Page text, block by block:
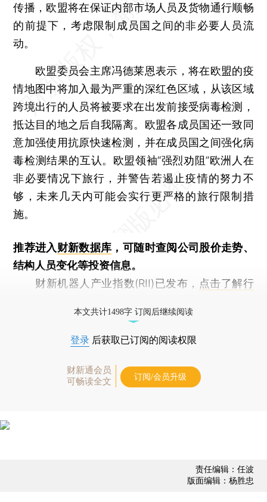
传播，欧盟将在保证内部市场人员及货物通行顺畅
的前提下，考虑限制成员国之间的非必要人员流
动。
欧盟委员会主席冯德莱恩表示，将在欧盟的疫
情地图中将加入最为严重的深红色区域，从该区域
跨境出行的人员将被要求在出发前接受病毒检测，
抵达目的地之后自我隔离。欧盟各成员国还一致同
意加强使用抗原快速检测，并在成员国之间强化病
毒检测结果的互认。欧盟领袖“强烈劝阻”欧洲人在
非必要情况下旅行，并警告若遏止疫情的努力不
够，未来几天内可能会实行更严格的旅行限制措
施。
推荐进入财新数据库 ，可随时查阅公司股价走势、
结构人员变化等投资信息。
财新机器人产业指数(RII)已发布， 点击了解行
本文共计1498字 订阅后继续阅读
登录 后获取已订阅的阅读权限
财新通会员
可畅读全文
订阅/会员升级
责任编辑：任波
版面编辑：杨胜忠